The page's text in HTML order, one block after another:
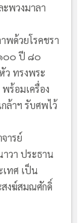
พวงมาลา
ด้วยโรคชรา
๐๐ ปี ๘๐
ว ทรงพระ
ร้อมเครื่อง
ล้าฯ รับศพไว้
ารย์
าวา ประธาน
ทศ เป็น
งฆ์สมณศักดิ์